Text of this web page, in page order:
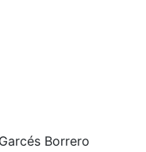
Borrero